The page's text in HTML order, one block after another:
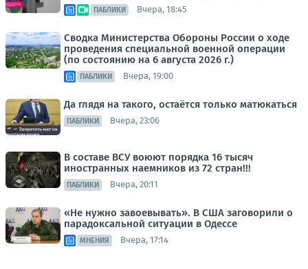
ПАБЛИКИ Вчера, 18:45
Сводка Министерства Обороны России о ходе
проведения специальной военной операции
(по состоянию на 6 августа 2026 г.)
ПАБЛИКИ Вчера, 19:00
Да глядя на такого, остаётся только матюкаться
ПАБЛИКИ Вчера, 23:06
В составе ВСУ воюют порядка 16 тысяч
иностранных наемников из 72 стран!!!
ПАБЛИКИ Вчера, 20:11
«Не нужно завоевывать». В США заговорили о
парадоксальной ситуации в Одессе
МНЕНИЯ Вчера, 17:14